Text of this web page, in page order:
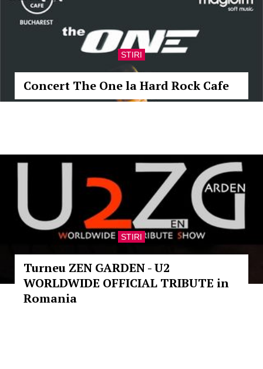
STIRI
Concert The One la Hard Rock Cafe
STIRI
Turneu ZEN GARDEN - U2
WORLDWIDE OFFICIAL TRIBUTE in
Romania